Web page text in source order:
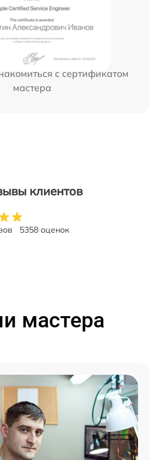
с сертификатом
мастера
клиентов
5358 оценок
мастера